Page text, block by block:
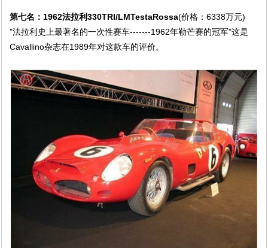
第七名：1962法拉利330TRI/LMTestaRossa(价格：6338万元)
"法拉利史上最著名的一次性赛车-------1962年勒芒赛的冠军"这是
Cavallino杂志在1989年对这款车的评价。